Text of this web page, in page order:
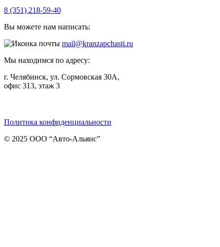
8 (351) 218-59-40
Вы можете нам написать:
mail@kranzapchasti.ru
Мы находимся по адресу:
г. Челябинск, ул. Сормовская 30А,
офис 313, этаж 3
Политика конфиденциальности
© 2025 ООО “Авто-Альянс”